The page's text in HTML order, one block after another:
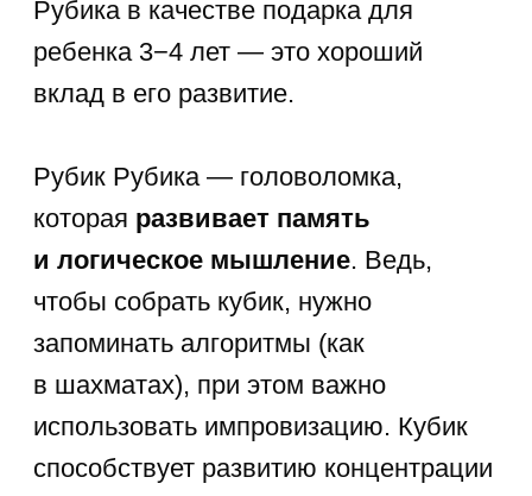
4-6 лет от 1 155 ₽/занятие
Развивающие
занятия для
на собственной интерактивной
платформе.
Обучающие
программы для
Наши преподаватели сделают
обучение увлекательным
от 1 155 ₽/занятие